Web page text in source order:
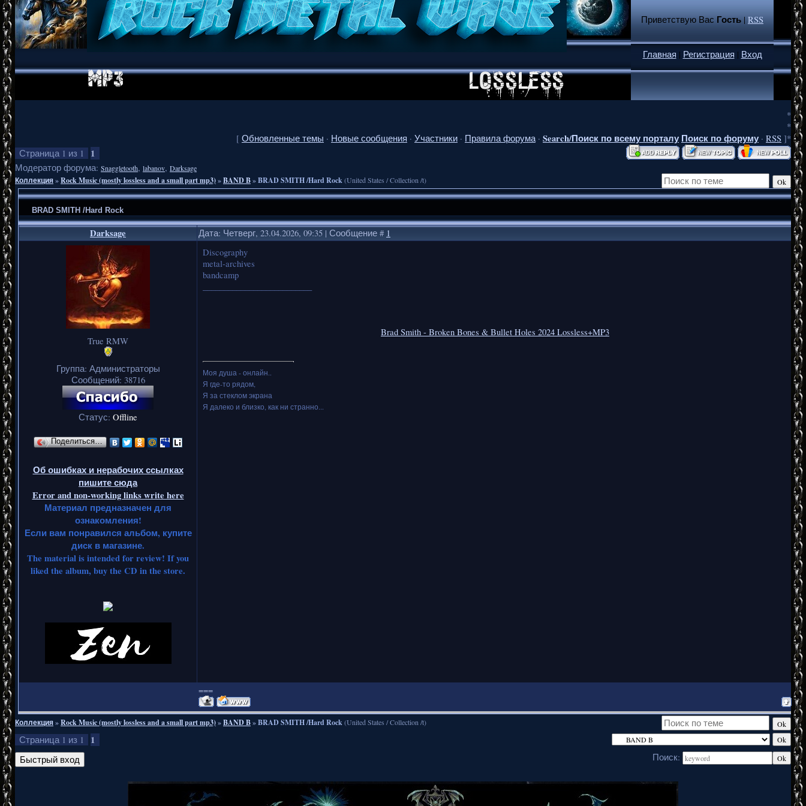
Приветствую Вас Гость|RSS
Главная | Регистрация | Вход
*
*
[ Обновленные темы · Новые сообщения · Участники · Правила форума · Search/Поиск по всему порталу Поиск по форуму · RSS ]*
Страница 1 из 1 1
Модератор форума: Snaggletooth, labanov, Darksage
Коллекция»Rock Music (mostly lossless and a small part mp3)»BAND B»BRAD SMITH /Hard Rock(United States / Collection /t)
BRAD SMITH /Hard Rock
Darksage Дата: Четверг, 23.04.2026, 09:35 | Сообщение # 1
True RMW
Группа: Администраторы
Сообщений: 38716
Статус: Offline
Поделиться…
Об ошибках и нерабочих ссылках
пишите сюда
Error and non-working links write here
Материал предназначен для
ознакомления!
Если вам понравился альбом, купите
диск в магазине.
The material is intended for review! If you
liked the album, buy the CD in the store.
Discography
metal-archives
bandcamp
Brad Smith - Broken Bones & Bullet Holes 2024 Lossless+MP3
Моя душа - онлайн..
Я где-то рядом,
Я за стеклом экрана
Я далеко и близко, как ни странно...
===
Коллекция»Rock Music (mostly lossless and a small part mp3)»BAND B»BRAD SMITH /Hard Rock(United States / Collection /t)
Страница 1 из 1 1
Поиск: